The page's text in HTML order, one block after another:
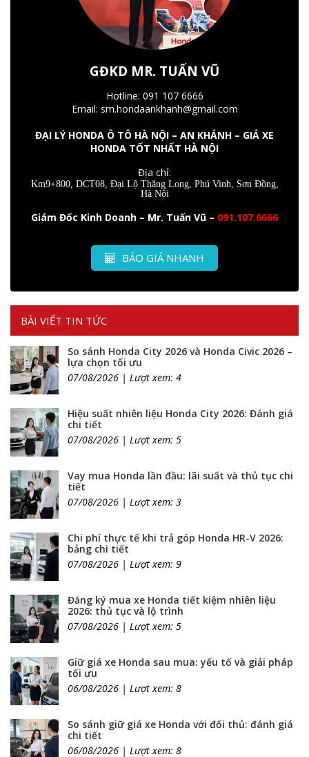
GĐKD MR. TUẤN VŨ
Hotline: 091 107 6666
Email: sm.hondaankhanh@gmail.com
ĐẠI LÝ HONDA Ô TÔ HÀ NỘI – AN KHÁNH – GIÁ XE
HONDA TỐT NHẤT HÀ NỘI
Địa chỉ:
Km9+800, DCT08, Đại Lộ Thăng Long, Phú Vinh, Sơn Đồng,
Hà Nội
Giám Đốc Kinh Doanh – Mr. Tuấn Vũ – 091.107.6666
BÁO GIÁ NHANH
BÀI VIẾT TIN TỨC
So sánh Honda City 2026 và Honda Civic 2026 –
lựa chọn tối ưu
07/08/2026 | Lượt xem: 4
Hiệu suất nhiên liệu Honda City 2026: Đánh giá
chi tiết
07/08/2026 | Lượt xem: 5
Vay mua Honda lần đầu: lãi suất và thủ tục chi
tiết
07/08/2026 | Lượt xem: 3
Chi phí thực tế khi trả góp Honda HR-V 2026:
bảng chi tiết
07/08/2026 | Lượt xem: 9
Đăng ký mua xe Honda tiết kiệm nhiên liệu
2026: thủ tục và lộ trình
07/08/2026 | Lượt xem: 5
Giữ giá xe Honda sau mua: yếu tố và giải pháp
tối ưu
06/08/2026 | Lượt xem: 8
So sánh giữ giá xe Honda với đối thủ: đánh giá
chi tiết
06/08/2026 | Lượt xem: 8